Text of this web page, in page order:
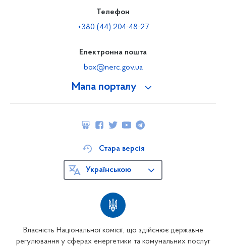
Мапа порталу
Телефон
+380 (44) 204-48-27
Електронна пошта
box@nerc.gov.ua
Власність Національної комісії, що здійснює державне
регулювання у сферах енергетики та комунальних послуг
Стара версія
Українською